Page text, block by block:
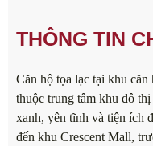
THÔNG TIN
Căn hộ tọa lạc tại khu căn
thuộc trung tâm khu đô thị
xanh, yên tĩnh và tiện ích
đến khu Crescent Mall,